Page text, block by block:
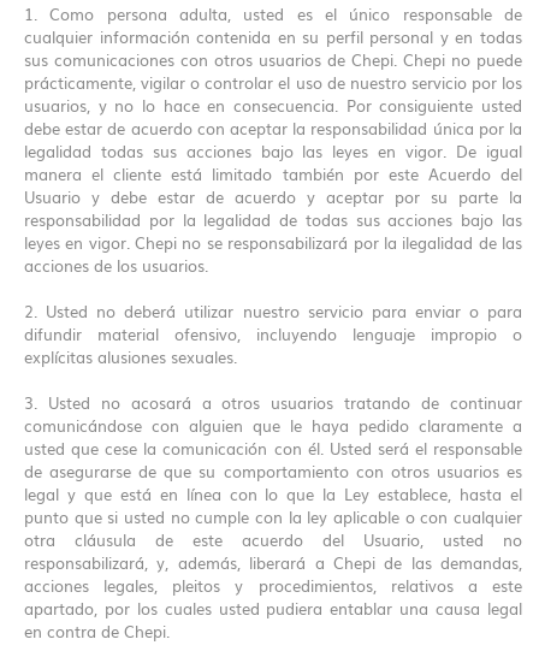
1. Como persona adulta, usted es el único responsable de
cualquier información contenida en su perfil personal y en todas
sus comunicaciones con otros usuarios de Chepi. Chepi no puede
prácticamente, vigilar o controlar el uso de nuestro servicio por los
usuarios, y no lo hace en consecuencia. Por consiguiente usted
debe estar de acuerdo con aceptar la responsabilidad única por la
legalidad todas sus acciones bajo las leyes en vigor. De igual
manera el cliente está limitado también por este Acuerdo del
Usuario y debe estar de acuerdo y aceptar por su parte la
responsabilidad por la legalidad de todas sus acciones bajo las
leyes en vigor. Chepi no se responsabilizará por la ilegalidad de las
acciones de los usuarios.
2. Usted no deberá utilizar nuestro servicio para enviar o para
difundir material ofensivo, incluyendo lenguaje impropio o
explícitas alusiones sexuales.
3. Usted no acosará a otros usuarios tratando de continuar
comunicándose con alguien que le haya pedido claramente a
usted que cese la comunicación con él. Usted será el responsable
de asegurarse de que su comportamiento con otros usuarios es
legal y que está en línea con lo que la Ley establece, hasta el
punto que si usted no cumple con la ley aplicable o con cualquier
otra cláusula de este acuerdo del Usuario, usted no
responsabilizará, y, además, liberará a Chepi de las demandas,
acciones legales, pleitos y procedimientos, relativos a este
apartado, por los cuales usted pudiera entablar una causa legal
en contra de Chepi.